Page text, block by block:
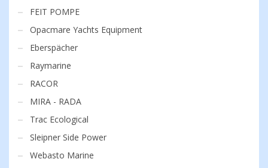
FEIT POMPE
Opacmare Yachts Equipment
Eberspächer
Raymarine
RACOR
MIRA - RADA
Trac Ecological
Sleipner Side Power
Webasto Marine